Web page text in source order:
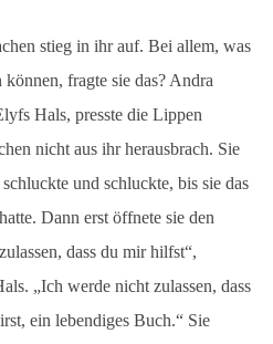
stieg in ihr auf. Bei allem, was
fragte sie das? Andra
Hals, presste die Lippen
nicht aus ihr herausbrach. Sie
und schluckte, bis sie das
Dann erst öffnete sie den
dass du mir hilfst“,
„Ich werde nicht zulassen, dass
ein lebendiges Buch.“ Sie